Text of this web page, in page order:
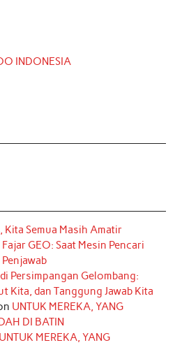
INDONESIA
Kita Semua Masih Amatir
Fajar GEO: Saat Mesin Pencari
Persimpangan Gelombang:
Kita, dan Tanggung Jawab Kita
UNTUK MEREKA, YANG
DI BATIN
UNTUK MEREKA, YANG